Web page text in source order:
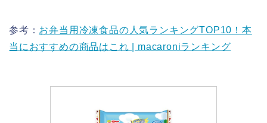
参考： お弁当用冷凍食品の人気ランキングTOP10！本
当におすすめの商品はこれ | macaroniランキング